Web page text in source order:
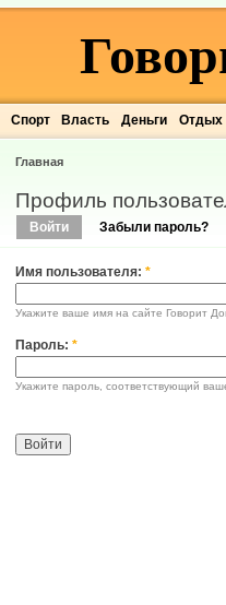
Спорт Власть Деньги Отдых
Главная
Профиль
Войти Забыли пароль?
Имя пользователя: *
Укажите ваше имя на сайте Говорит
Пароль: *
Укажите пароль, соответствующий